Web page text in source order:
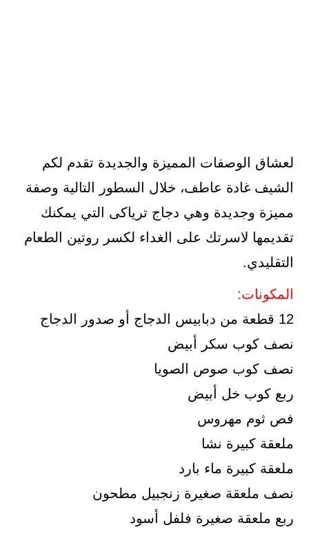
لعشاق الوصفات المميزة والجديدة تقدم لكم
الشيف غادة عاطف، خلال السطور التالية وصفة
مميزة وجديدة وهي دجاج ترياكى التي يمكنك
تقديمها لاسرتك على الغداء لكسر روتين الطعام
التقليدي.
المكونات:
12 قطعة من دبابيس الدجاج أو صدور الدجاج
نصف كوب سكر أبيض
نصف كوب صوص الصويا
ربع كوب خل أبيض
فص ثوم مهروس
ملعقة كبيرة نشا
ملعقة كبيرة ماء بارد
نصف ملعقة صغيرة زنجبيل مطحون
ربع ملعقة صغيرة فلفل أسود